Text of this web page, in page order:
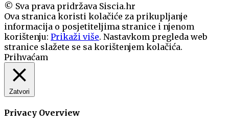
© Sva prava pridržava Siscia.hr
Ova stranica koristi kolačiće za prikupljanje
informacija o posjetiteljima stranice i njenom
korištenju: Prikaži više. Nastavkom pregleda web
stranice slažete se sa korištenjem kolačića.
Prihvaćam
Zatvori
Privacy Overview